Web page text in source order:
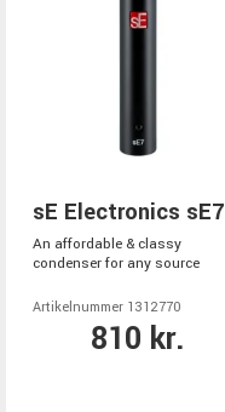
sE Electronics sE7
An affordable & classy
condenser for any source
Artikelnummer 1312770
810 kr.